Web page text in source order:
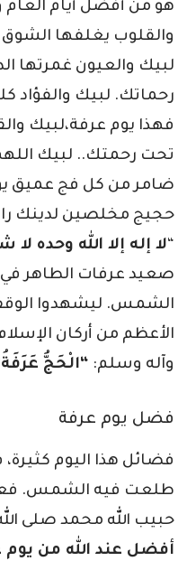
هو من أفضل أيام العام
والقلوب يغلفها
لبيك والعيون غمرتها
رحماتك. لبيك والفؤاد
فهذا يوم عرفة،لبيك
تحت رحمتك.. لبيك
ضامر من كل فج عميق
حجيج مخلصين لدينك
“لا إله إلا الله وحده
صعيد عرفات الطاهر
الشمس. ليشهدوا
الأعظم من أركان
وآله وسلم: “الْحَجُّ
فضل يوم عرفة
فضائل هذا اليوم
طلعت فيه الشمس. فعن
حبيب الله محمد صلى
أفضل عند الله من يوم